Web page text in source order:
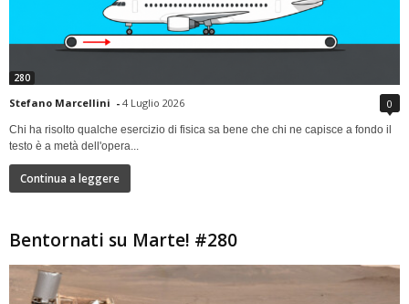
280
Stefano Marcellini - 4 Luglio 2026 0
Chi ha risolto qualche esercizio di fisica sa bene che chi ne capisce a fondo il
testo è a metà dell'opera...
Continua a leggere
Bentornati su Marte! #280